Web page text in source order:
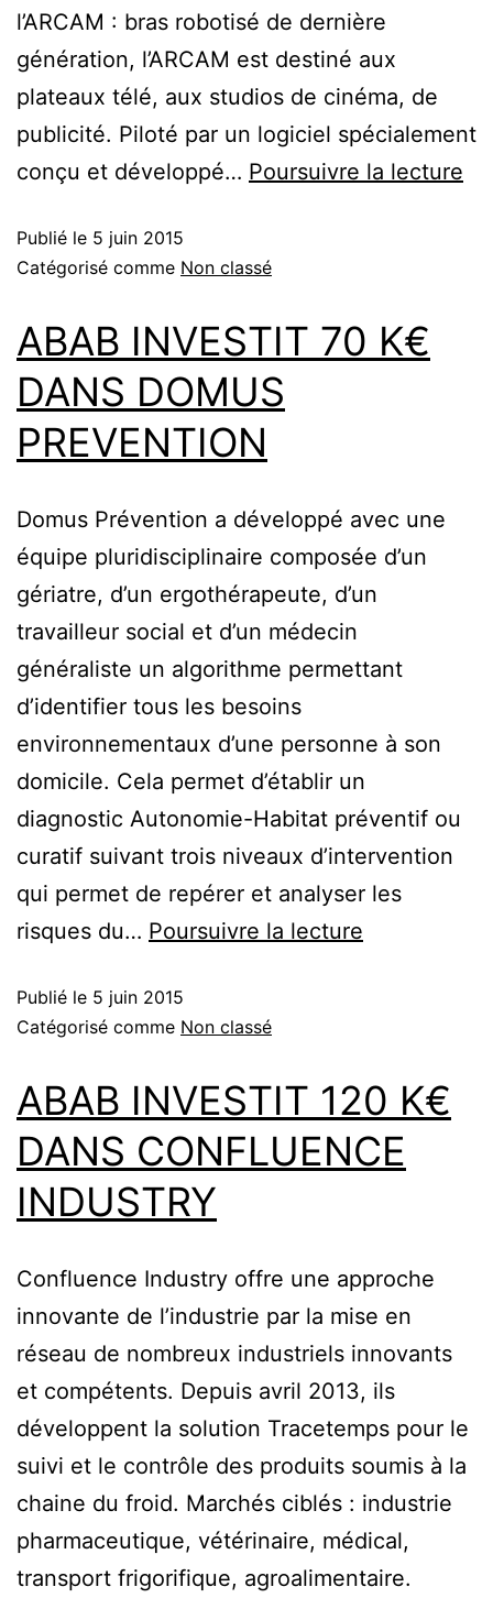
l’ARCAM : bras robotisé de dernière
génération, l’ARCAM est destiné aux
plateaux télé, aux studios de cinéma, de
publicité. Piloté par un logiciel spécialement
conçu et développé… Poursuivre la lecture
Publié le 5 juin 2015
Catégorisé comme Non classé
ABAB INVESTIT 70 K€
DANS DOMUS
PREVENTION
Domus Prévention a développé avec une
équipe pluridisciplinaire composée d’un
gériatre, d’un ergothérapeute, d’un
travailleur social et d’un médecin
généraliste un algorithme permettant
d’identifier tous les besoins
environnementaux d’une personne à son
domicile. Cela permet d’établir un
diagnostic Autonomie-Habitat préventif ou
curatif suivant trois niveaux d’intervention
qui permet de repérer et analyser les
risques du… Poursuivre la lecture
Publié le 5 juin 2015
Catégorisé comme Non classé
ABAB INVESTIT 120 K€
DANS CONFLUENCE
INDUSTRY
Confluence Industry offre une approche
innovante de l’industrie par la mise en
réseau de nombreux industriels innovants
et compétents. Depuis avril 2013, ils
développent la solution Tracetemps pour le
suivi et le contrôle des produits soumis à la
chaine du froid. Marchés ciblés : industrie
pharmaceutique, vétérinaire, médical,
transport frigorifique, agroalimentaire.